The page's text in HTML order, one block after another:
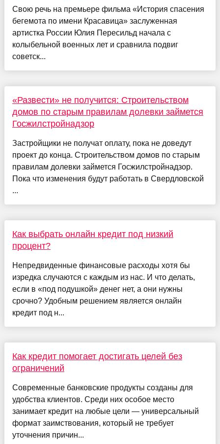
Свою речь на премьере фильма «История спасения
бегемота по имени Красавица» заслуженная
артистка России Юлия Пересильд начала с
колыбельной военных лет и сравнила подвиг
советск...
«Развести» не получится: Строительством
домов по старым правилам долевки займется
Госжилстройнадзор
Застройщики не получат оплату, пока не доведут
проект до конца. Строительством домов по старым
правилам долевки займется Госжилстройнадзор.
Пока что изменения будут работать в Свердловской
...
Как выбрать онлайн кредит под низкий
процент?
Непредвиденные финансовые расходы хотя бы
изредка случаются с каждым из нас. И что делать,
если в «под подушкой» денег нет, а они нужны
срочно? Удобным решением является онлайн
кредит под н...
Как кредит помогает достигать целей без
ограничений
Современные банковские продукты созданы для
удобства клиентов. Среди них особое место
занимает кредит на любые цели — универсальный
формат заимствования, который не требует
уточнения причин...